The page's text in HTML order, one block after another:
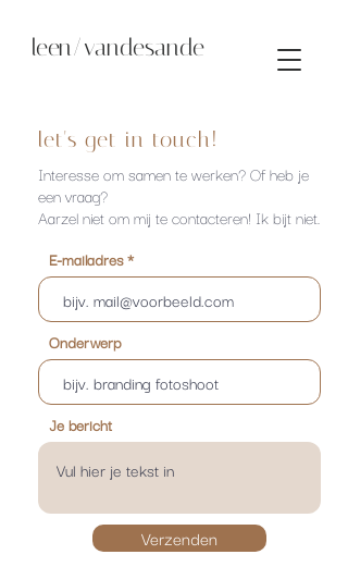
leen/vandesande
let's get in touch!
Interesse om samen te werken? Of heb je
een vraag?
Aarzel niet om mij te contacteren! Ik bijt niet.
E-mailadres
Onderwerp
Je bericht
Verzenden